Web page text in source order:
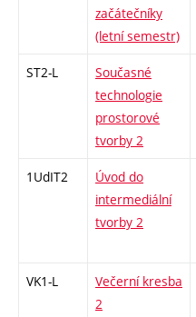
začátečníky
(letní semestr)
ST2-L
Současné
technologie
prostorové
tvorby 2
1UdIT2
Úvod do
intermediální
tvorby 2
VK1-L
Večerní kresba
2